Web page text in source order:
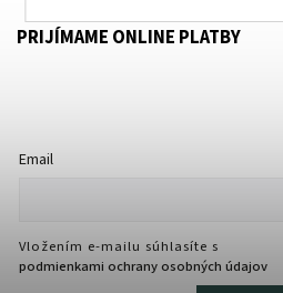
PRIJÍMAME ONLINE PLATBY
Email
Vložením e-mailu súhlasíte s
podmienkami ochrany osobných údajov